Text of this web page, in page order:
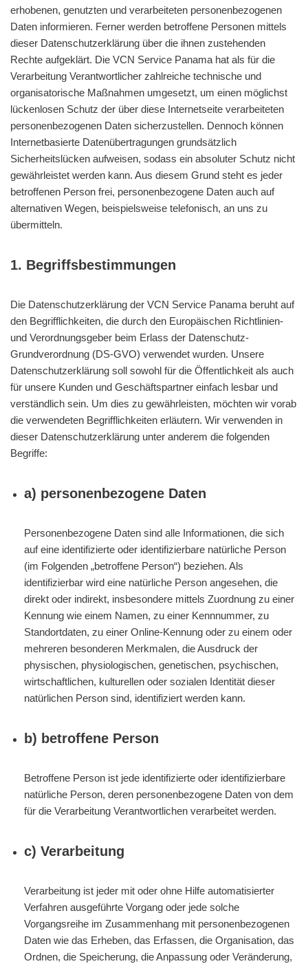
erhobenen, genutzten und verarbeiteten personenbezogenen
Daten informieren. Ferner werden betroffene Personen mittels
dieser Datenschutzerklärung über die ihnen zustehenden
Rechte aufgeklärt. Die VCN Service Panama hat als für die
Verarbeitung Verantwortlicher zahlreiche technische und
organisatorische Maßnahmen umgesetzt, um einen möglichst
lückenlosen Schutz der über diese Internetseite verarbeiteten
personenbezogenen Daten sicherzustellen. Dennoch können
Internetbasierte Datenübertragungen grundsätzlich
Sicherheitslücken aufweisen, sodass ein absoluter Schutz nicht
gewährleistet werden kann. Aus diesem Grund steht es jeder
betroffenen Person frei, personenbezogene Daten auch auf
alternativen Wegen, beispielsweise telefonisch, an uns zu
übermitteln.
1. Begriffsbestimmungen
Die Datenschutzerklärung der VCN Service Panama beruht auf
den Begrifflichkeiten, die durch den Europäischen Richtlinien-
und Verordnungsgeber beim Erlass der Datenschutz-
Grundverordnung (DS-GVO) verwendet wurden. Unsere
Datenschutzerklärung soll sowohl für die Öffentlichkeit als auch
für unsere Kunden und Geschäftspartner einfach lesbar und
verständlich sein. Um dies zu gewährleisten, möchten wir vorab
die verwendeten Begrifflichkeiten erläutern. Wir verwenden in
dieser Datenschutzerklärung unter anderem die folgenden
Begriffe:
a) personenbezogene Daten
Personenbezogene Daten sind alle Informationen, die sich
auf eine identifizierte oder identifizierbare natürliche Person
(im Folgenden „betroffene Person“) beziehen. Als
identifizierbar wird eine natürliche Person angesehen, die
direkt oder indirekt, insbesondere mittels Zuordnung zu einer
Kennung wie einem Namen, zu einer Kennnummer, zu
Standortdaten, zu einer Online-Kennung oder zu einem oder
mehreren besonderen Merkmalen, die Ausdruck der
physischen, physiologischen, genetischen, psychischen,
wirtschaftlichen, kulturellen oder sozialen Identität dieser
natürlichen Person sind, identifiziert werden kann.
b) betroffene Person
Betroffene Person ist jede identifizierte oder identifizierbare
natürliche Person, deren personenbezogene Daten von dem
für die Verarbeitung Verantwortlichen verarbeitet werden.
c) Verarbeitung
Verarbeitung ist jeder mit oder ohne Hilfe automatisierter
Verfahren ausgeführte Vorgang oder jede solche
Vorgangsreihe im Zusammenhang mit personenbezogenen
Daten wie das Erheben, das Erfassen, die Organisation, das
Ordnen, die Speicherung, die Anpassung oder Veränderung,